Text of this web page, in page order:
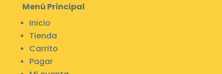
Menú Principal
Inicio
Tienda
Carrito
Pagar